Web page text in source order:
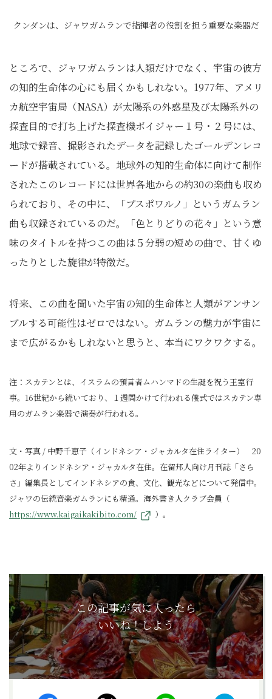
クンダンは、ジャワガムランで指揮者の役割を担う重要な楽器だ
ところで、ジャワガムランは人類だけでなく、宇宙の彼方
の知的生命体の心にも届くかもしれない。1977年、アメリ
カ航空宇宙局（NASA）が太陽系の外惑星及び太陽系外の
探査目的で打ち上げた探査機ボイジャー１号・２号には、
地球で録音、撮影されたデータを記録したゴールデンレコ
ードが搭載されている。地球外の知的生命体に向けて制作
されたこのレコードには世界各地からの約30の楽曲も収め
られており、その中に、「プスポワルノ」というガムラン
曲も収録されているのだ。「色とりどりの花々」という意
味のタイトルを持つこの曲は５分弱の短めの曲で、甘くゆ
ったりとした旋律が特徴だ。
将来、この曲を聞いた宇宙の知的生命体と人類がアンサン
ブルする可能性はゼロではない。ガムランの魅力が宇宙に
まで広がるかもしれないと思うと、本当にワクワクする。
注：スカテンとは、イスラムの預言者ムハンマドの生誕を祝う王室行
事。16世紀から続いており、１週間かけて行われる儀式ではスカテン専
用のガムラン楽器で演奏が行われる。
文・写真 / 中野千恵子（インドネシア・ジャカルタ在住ライター） 20
02年よりインドネシア・ジャカルタ在住。在留邦人向け月刊誌「さら
さ」編集長としてインドネシアの食、文化、観光などについて発信中。
ジャワの伝統音楽ガムランにも精通。海外書き人クラブ会員（
https://www.kaigaikakibito.com/
）。
この記事が気に入ったら
いいね！しよう